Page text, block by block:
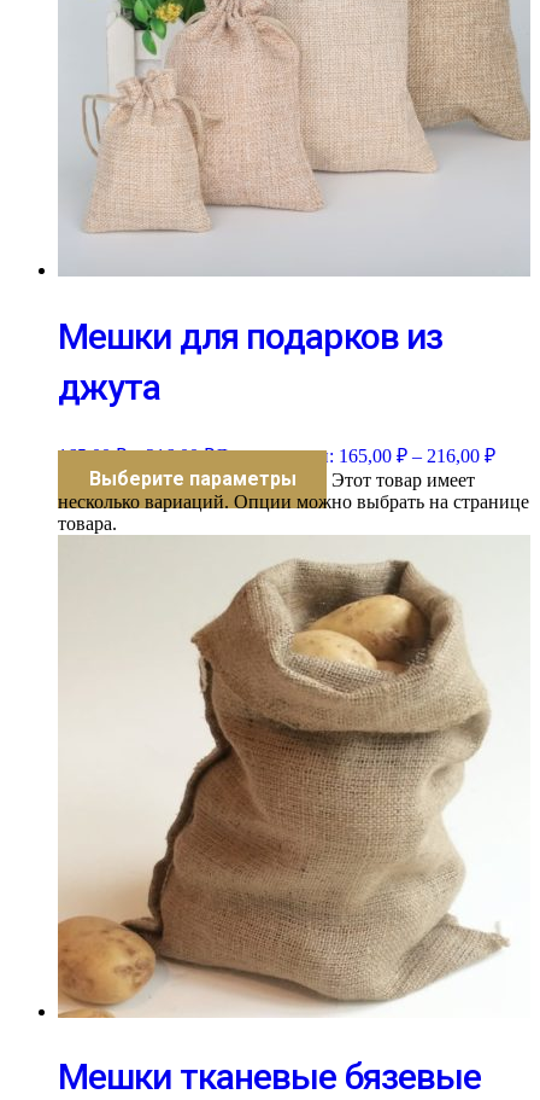
Мешки для подарков из
джута
165,00₽ – 216,00₽Диапазон цен: 165,00 ₽ – 216,00 ₽
Выберите параметры
Этот товар имеет
несколько вариаций. Опции можно выбрать на странице
товара.
Мешки тканевые бязевые